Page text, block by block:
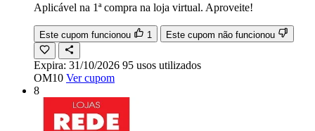
Aplicável na 1ª compra na loja virtual. Aproveite!
Este cupom funcionou 1 Este cupom não funcionou
Expira: 31/10/2026 95 usos utilizados
OM10 Ver cupom
8